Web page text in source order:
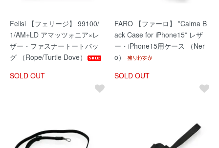
Felisi 【フェリージ】 99100/
1/AM+LD アマッツォニア×レ
ザー・ファスナートートバッ
グ （Rope/Turtle Dove）
SOLD OUT
FARO 【ファーロ】 ”Calma B
ack Case for iPhone15” レザ
ー・iPhone15用ケース （Ner
o）
SOLD OUT